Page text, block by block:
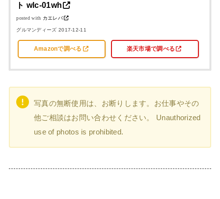
ト wlc-01wh
posted with カエレバ
グルマンディーズ 2017-12-11
Amazonで調べる 楽天市場で調べる
写真の無断使用は、お断りします。お仕事やその
他ご相談はお問い合わせください。 Unauthorized
use of photos is prohibited.